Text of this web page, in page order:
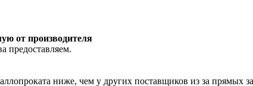
от производителя
предоставляем.
ниже, чем у других поставщиков из за прямых